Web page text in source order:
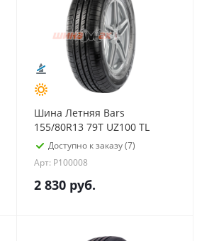
Шина Летняя Bars
155/80R13 79T UZ100 TL
Доступно к заказу (7)
Арт: P100008
2 830 руб.